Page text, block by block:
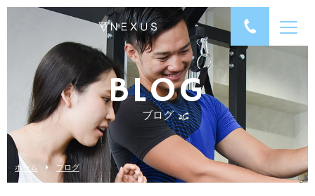
BLOG
ブログ
ホーム ブログ